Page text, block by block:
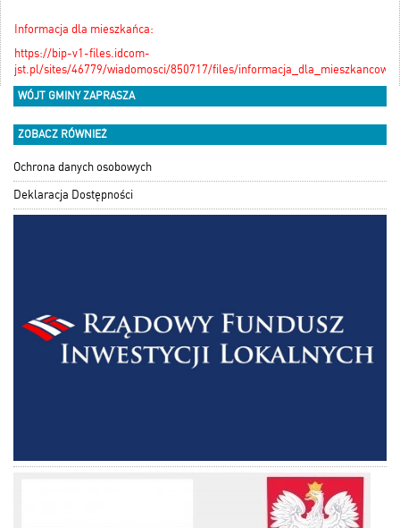
Informacja dla mieszkańca:
https://bip-v1-files.idcom-
jst.pl/sites/46779/wiadomosci/850717/files/
WÓJT GMINY ZAPRASZA
ZOBACZ RÓWNIEŻ
Ochrona danych osobowych
Deklaracja Dostępności